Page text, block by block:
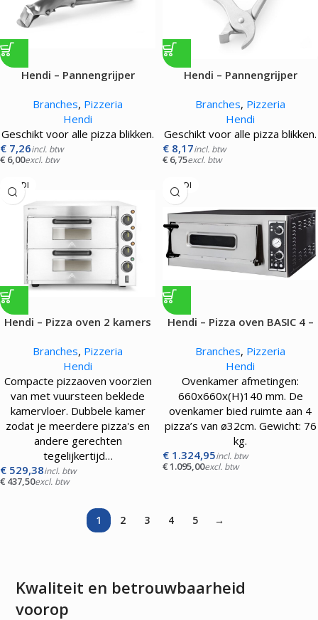
Hendi – Pannengrijper
Branches, Pizzeria
Hendi
Geschikt voor alle pizza blikken.
€ 7,26incl. btw
€ 6,00excl. btw
Hendi – Pannengrijper
Branches, Pizzeria
Hendi
Geschikt voor alle pizza blikken.
€ 8,17incl. btw
€ 6,75excl. btw
HENDI
Hendi – Pizza oven 2 kamers
Branches, Pizzeria
Hendi
Compacte pizzaoven voorzien
van met vuursteen beklede
kamervloer. Dubbele kamer
zodat je meerdere pizza's en
andere gerechten
tegelijkertijd…
€ 529,38incl. btw
€ 437,50excl. btw
HENDI
Hendi – Pizza oven BASIC 4 –
Branches, Pizzeria
Hendi
Ovenkamer afmetingen:
660x660x(H)140 mm. De
ovenkamer bied ruimte aan 4
pizza’s van ø32cm. Gewicht: 76
kg.
€ 1.324,95incl. btw
€1.095,00excl. btw
1 2 3 4 5 →
Kwaliteit en betrouwbaarheid
voorop